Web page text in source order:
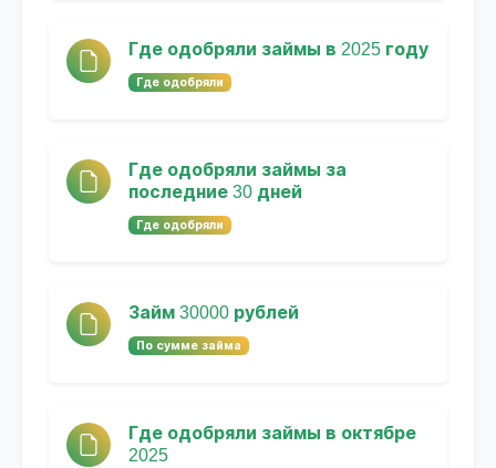
Где одобряли займы в 2025 году
Где одобряли
Где одобряли займы за
последние 30 дней
Где одобряли
Займ 30000 рублей
По сумме займа
Где одобряли займы в октябре
2025